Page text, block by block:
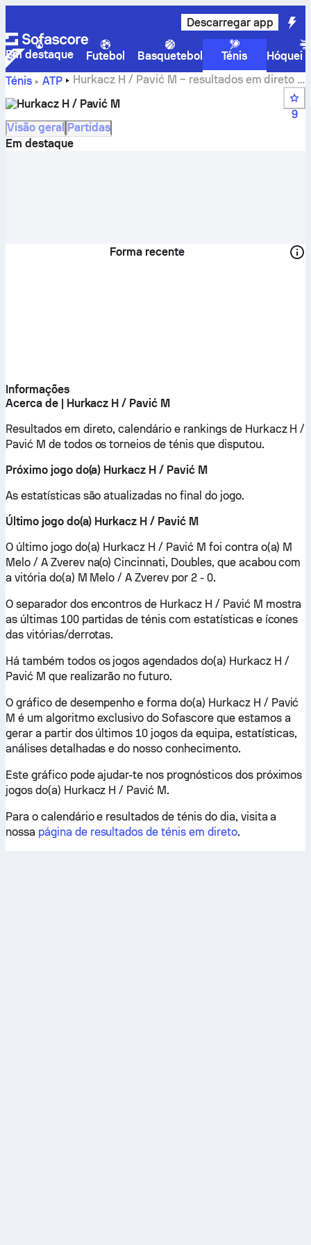
Descarregar app
Em destaque Futebol Basquetebol Ténis
Hóquei
Ténis
ATP
Hurkacz H / Pavić M – resultados em direto e
Hurkacz H / Pavić M
9
Visão geral Partidas
Em destaque
Forma recente
Informações
Acerca de | Hurkacz H / Pavić M
Resultados em direto, calendário e rankings de Hurkacz H /
Pavić M de todos os torneios de ténis que disputou.
Próximo jogo do(a) Hurkacz H / Pavić M
As estatísticas são atualizadas no final do jogo.
Último jogo do(a) Hurkacz H / Pavić M
O último jogo do(a) Hurkacz H / Pavić M foi contra o(a) M
Melo / A Zverev na(o) Cincinnati, Doubles, que acabou com
a vitória do(a) M Melo / A Zverev por 2 - 0.
O separador dos encontros de Hurkacz H / Pavić M mostra
as últimas 100 partidas de ténis com estatísticas e ícones
das vitórias/derrotas.
Há também todos os jogos agendados do(a) Hurkacz H /
Pavić M que realizarão no futuro.
O gráfico de desempenho e forma do(a) Hurkacz H / Pavić
M é um algoritmo exclusivo do Sofascore que estamos a
gerar a partir dos últimos 10 jogos da equipa, estatísticas,
análises detalhadas e do nosso conhecimento.
Este gráfico pode ajudar-te nos prognósticos dos próximos
jogos do(a) Hurkacz H / Pavić M.
Para o calendário e resultados de ténis do dia, visita a
nossa página de resultados de ténis em direto.